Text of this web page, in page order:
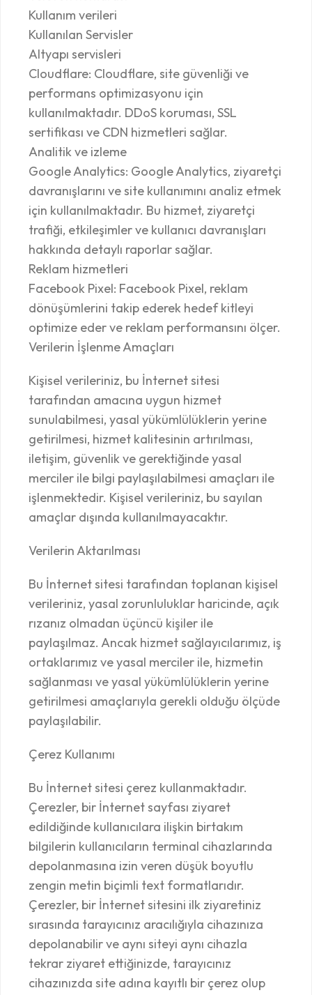
Kullanım verileri
Kullanılan Servisler
Altyapı servisleri
Cloudflare: Cloudflare, site güvenliği ve
performans optimizasyonu için
kullanılmaktadır. DDoS koruması, SSL
sertifikası ve CDN hizmetleri sağlar.
Analitik ve izleme
Google Analytics: Google Analytics, ziyaretçi
davranışlarını ve site kullanımını analiz etmek
için kullanılmaktadır. Bu hizmet, ziyaretçi
trafiği, etkileşimler ve kullanıcı davranışları
hakkında detaylı raporlar sağlar.
Reklam hizmetleri
Facebook Pixel: Facebook Pixel, reklam
dönüşümlerini takip ederek hedef kitleyi
optimize eder ve reklam performansını ölçer.
Verilerin İşlenme Amaçları
Kişisel verileriniz, bu İnternet sitesi
tarafından amacına uygun hizmet
sunulabilmesi, yasal yükümlülüklerin yerine
getirilmesi, hizmet kalitesinin artırılması,
iletişim, güvenlik ve gerektiğinde yasal
merciler ile bilgi paylaşılabilmesi amaçları ile
işlenmektedir. Kişisel verileriniz, bu sayılan
amaçlar dışında kullanılmayacaktır.
Verilerin Aktarılması
Bu İnternet sitesi tarafından toplanan kişisel
verileriniz, yasal zorunluluklar haricinde, açık
rızanız olmadan üçüncü kişiler ile
paylaşılmaz. Ancak hizmet sağlayıcılarımız, iş
ortaklarımız ve yasal merciler ile, hizmetin
sağlanması ve yasal yükümlülüklerin yerine
getirilmesi amaçlarıyla gerekli olduğu ölçüde
paylaşılabilir.
Çerez Kullanımı
Bu İnternet sitesi çerez kullanmaktadır.
Çerezler, bir İnternet sayfası ziyaret
edildiğinde kullanıcılara ilişkin birtakım
bilgilerin kullanıcıların terminal cihazlarında
depolanmasına izin veren düşük boyutlu
zengin metin biçimli text formatlarıdır.
Çerezler, bir İnternet sitesini ilk ziyaretiniz
sırasında tarayıcınız aracılığıyla cihazınıza
depolanabilir ve aynı siteyi aynı cihazla
tekrar ziyaret ettiğinizde, tarayıcınız
cihazınızda site adına kayıtlı bir çerez olup